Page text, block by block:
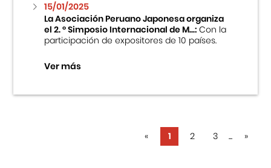
15/01/2025
La Asociación Peruano Japonesa organiza
el 2. ° Simposio Internacional de M...:Con la
participación de expositores de 10 países.
Ver más
« 1 2 3 ... »